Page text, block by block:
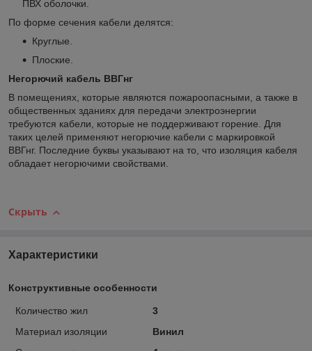
ПВХ оболочки.
По форме сечения кабели делятся:
Круглые.
Плоские.
Негорючий кабель ВВГнг
В помещениях, которые являются пожароопасными, а также в
общественных зданиях для передачи электроэнергии
требуются кабели, которые не поддерживают горение. Для
таких целей применяют негорючие кабели с маркировкой
ВВГнг. Последние буквы указывают на то, что изоляция кабеля
обладает негорючими свойствами.
Скрыть
Характеристики
Конструктивные особенности
Количество жил
3
Материал изоляции
Винил